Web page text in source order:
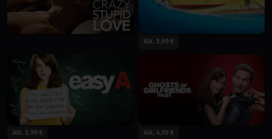
Alk. 3,99 €
Alk. 3,99 € Alk. 4,99 €